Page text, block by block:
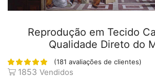
Reprodução em Tecido
Qualidade Direto do
(181 avaliações de clientes)
1853 Vendidos